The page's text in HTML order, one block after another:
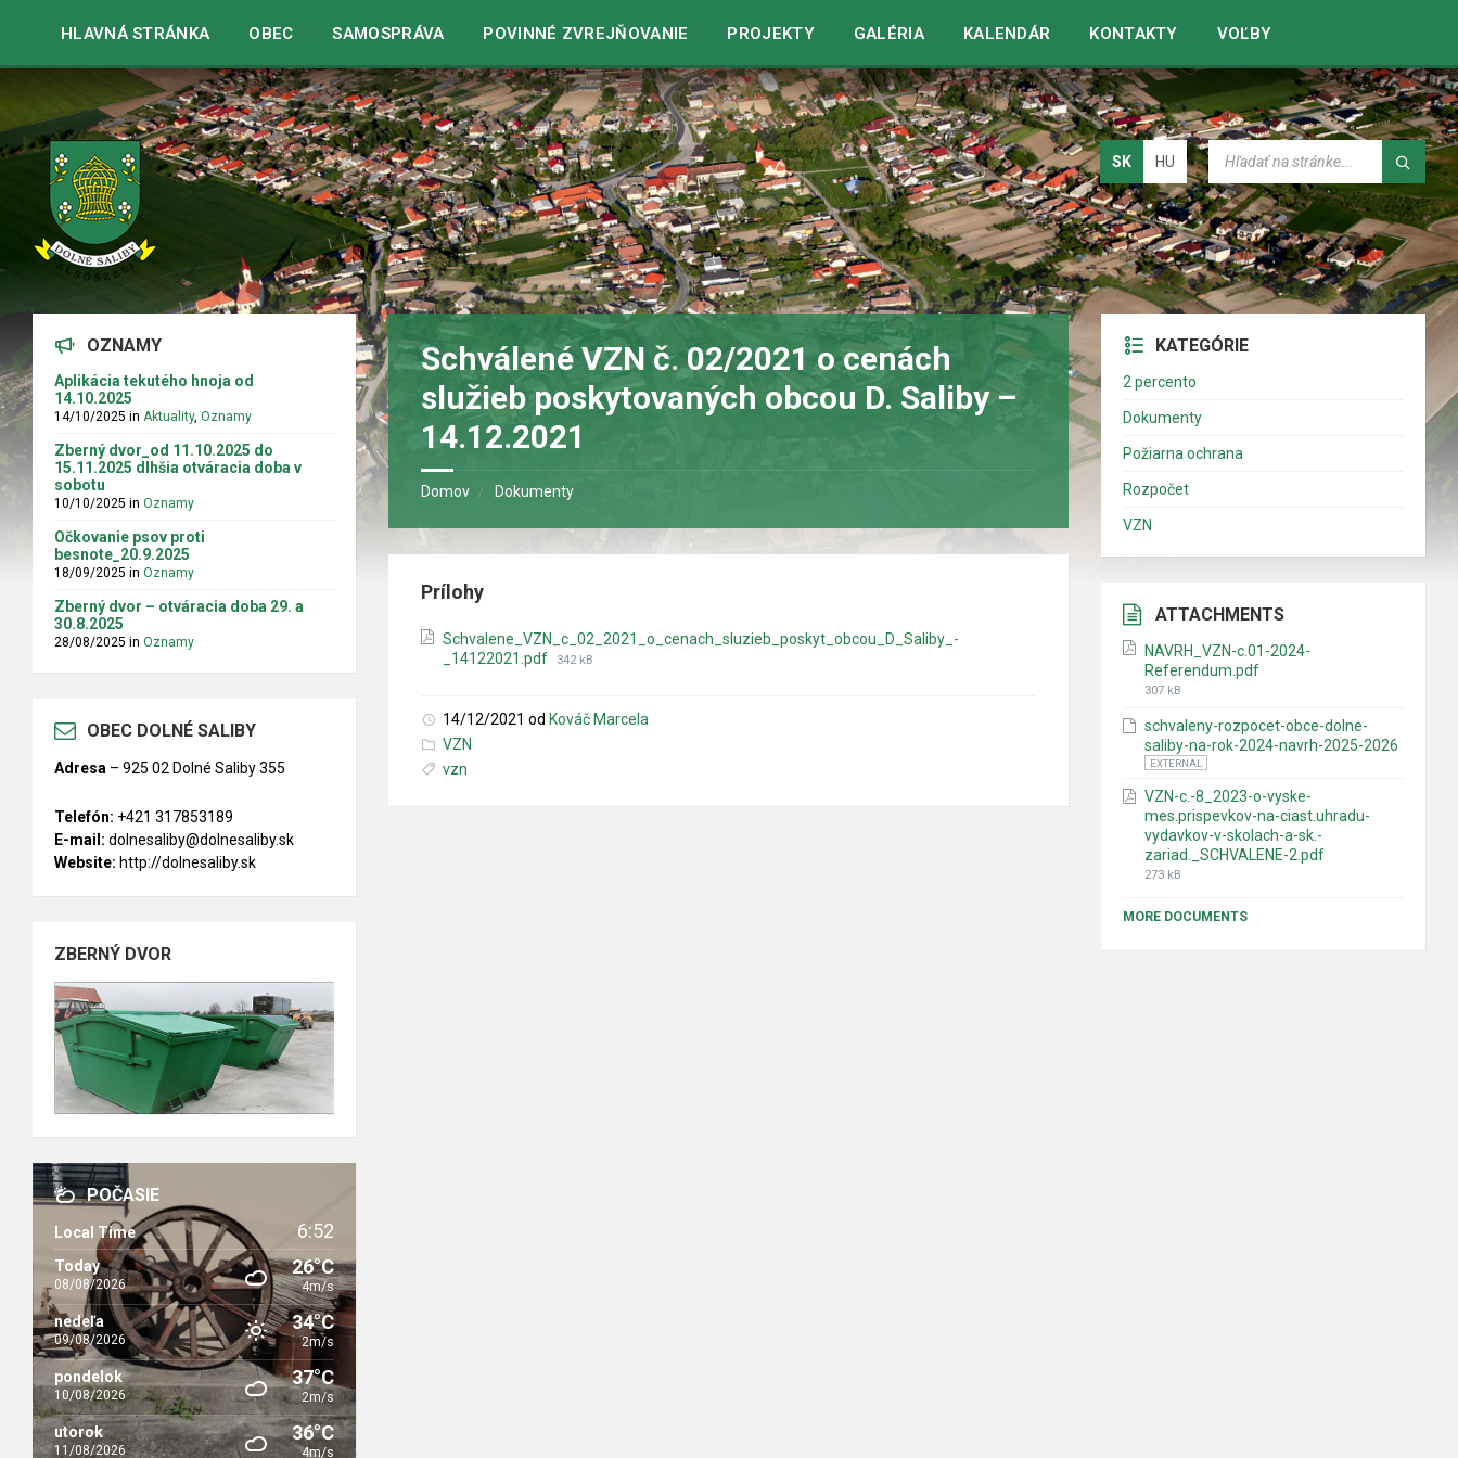
Warning: strpos() expects parameter 1 to be string, array given in/home/web/dolnesaliby.sk/www/wp-includes/blocks.php on line20
HLAVNÁ STRÁNKA OBEC SAMOSPRÁVA POVINNÉ ZVREJŇOVANIE PROJEKTY GALÉRIA KALENDÁR KONTAKTY VOĽBY
Vybrať
jazyk:
SK HU
Schválené VZN č. 02/2021 o cenách
služieb poskytovaných obcou D. Saliby –
14.12.2021
Domov Dokumenty
Prílohy
Schvalene_VZN_c_02_2021_o_cenach_sluzieb_poskyt_obcou_D_Saliby_-
_14122021.pdf
342 kB
14/12/2021od Kováč Marcela
Kategórie:
VZN
Značky:
vzn
OZNAMY
Aplikácia tekutého hnoja od
14.10.2025
14/10/2025 in Aktuality, Oznamy
Zberný dvor_od 11.10.2025 do
15.11.2025 dlhšia otváracia doba v
sobotu
10/10/2025 in Oznamy
Očkovanie psov proti
besnote_20.9.2025
18/09/2025 in Oznamy
Zberný dvor – otváracia doba 29. a
30.8.2025
28/08/2025 in Oznamy
OBEC DOLNÉ SALIBY
Adresa – 925 02 Dolné Saliby 355
Telefón: +421 317853189
E-mail: dolnesaliby@dolnesaliby.sk
Website: http://dolnesaliby.sk
ZBERNÝ DVOR
POČASIE
Local Time 6:52
Today
08/08/2026
26°C
4m/s
nedeľa
09/08/2026
34°C
2m/s
pondelok
10/08/2026
37°C
2m/s
utorok
11/08/2026
36°C
4m/s
KATEGÓRIE
2 percento
Dokumenty
Požiarna ochrana
Rozpočet
VZN
ATTACHMENTS
NAVRH_VZN-c.01-2024-
Referendum.pdf
307 kB
schvaleny-rozpocet-obce-dolne-
saliby-na-rok-2024-navrh-2025-2026
EXTERNAL
VZN-c.-8_2023-o-vyske-
mes.prispevkov-na-ciast.uhradu-
vydavkov-v-skolach-a-sk.-
zariad._SCHVALENE-2.pdf
273 kB
MORE DOCUMENTS